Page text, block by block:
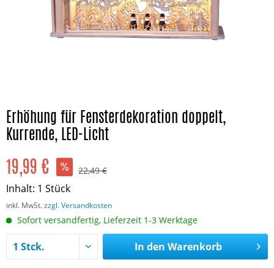
Erhöhung für Fensterdekoration doppelt,
Kurrende, LED-Licht
19,99 € 22,49 €
Inhalt: 1 Stück
inkl. MwSt.zzgl. Versandkosten
Sofort versandfertig, Lieferzeit 1-3 Werktage
In den Warenkorb